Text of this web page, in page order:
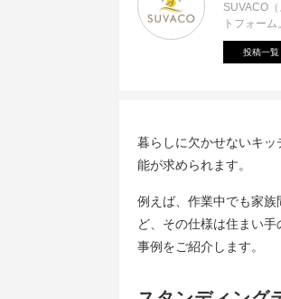
SUVACO
トフォー
投稿一覧
暮らしに欠かせないキ
能が求められます。
例えば、作業中でも家
ど、その仕様は住まい
事例をご紹介します。